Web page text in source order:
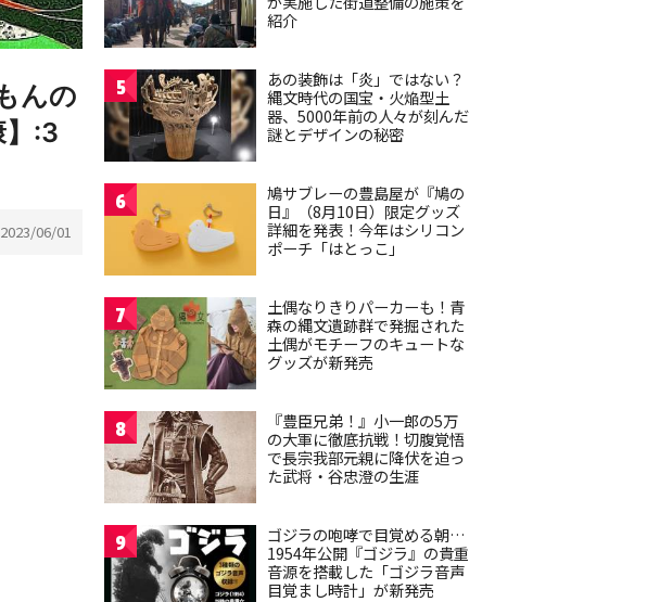
んの
】:3
2023/06/01
紹介
5
あの装飾は「炎」ではない？
縄文時代の国宝・火焔型土
器、5000年前の人々が刻んだ
謎とデザインの秘密
6
鳩サブレーの豊島屋が『鳩の
日』（8月10日）限定グッズ
詳細を発表！今年はシリコン
ポーチ「はとっこ」
7
土偶なりきりパーカーも！青
森の縄文遺跡群で発掘された
土偶がモチーフのキュートな
グッズが新発売
8
『豊臣兄弟！』小一郎の5万
の大軍に徹底抗戦！切腹覚悟
で長宗我部元親に降伏を迫っ
た武将・谷忠澄の生涯
9
ゴジラの咆哮で目覚める朝…
1954年公開『ゴジラ』の貴重
音源を搭載した「ゴジラ音声
目覚まし時計」が新発売